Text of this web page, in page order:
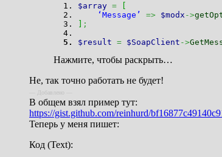
$array =
‘Message’
=> $modx ->
;
$result = $SoapClient ->
Нажмите, чтобы раскрыть…
Не, так точно работать не будет!
— Добавлено —
В общем взял пример тут:
https://gist.github.com/reinhurd/
Теперь у меня пишет:
Код (Text):